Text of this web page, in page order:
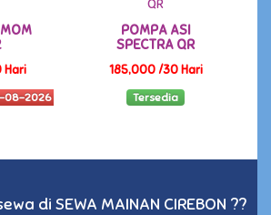
Hari
08-2026
POMPA ASI
SPECTRA QR
185,000 /30 Hari
Tersedia
di SEWA MAINAN CIREBON ??